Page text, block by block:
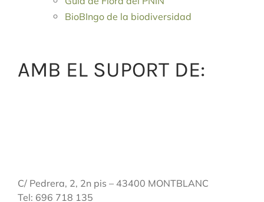
BioBIngo de la biodiversidad
AMB EL SUPORT DE:
C/ Pedrera, 2, 2n pis – 43400 MONTBLANC
Tel: 696 718 135